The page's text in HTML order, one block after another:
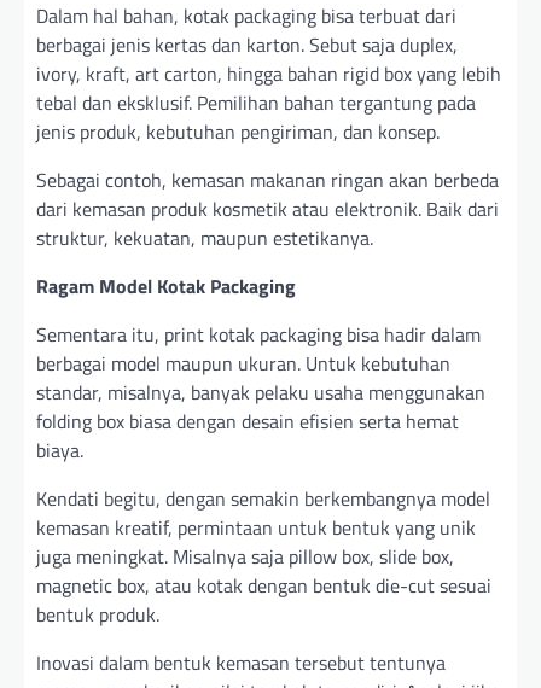
Dalam hal bahan, kotak packaging bisa terbuat dari
berbagai jenis kertas dan karton. Sebut saja duplex,
ivory, kraft, art carton, hingga bahan rigid box yang lebih
tebal dan eksklusif. Pemilihan bahan tergantung pada
jenis produk, kebutuhan pengiriman, dan konsep.
Sebagai contoh, kemasan makanan ringan akan berbeda
dari kemasan produk kosmetik atau elektronik. Baik dari
struktur, kekuatan, maupun estetikanya.
Ragam Model Kotak Packaging
Sementara itu, print kotak packaging bisa hadir dalam
berbagai model maupun ukuran. Untuk kebutuhan
standar, misalnya, banyak pelaku usaha menggunakan
folding box biasa dengan desain efisien serta hemat
biaya.
Kendati begitu, dengan semakin berkembangnya model
kemasan kreatif, permintaan untuk bentuk yang unik
juga meningkat. Misalnya saja pillow box, slide box,
magnetic box, atau kotak dengan bentuk die-cut sesuai
bentuk produk.
Inovasi dalam bentuk kemasan tersebut tentunya